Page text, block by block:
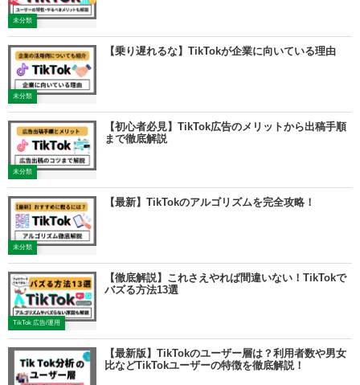
未分類
未分類
【乗り遅れるな】TikTokが企業に向いている理由
未分類
【初心者必見】TikTok広告のメリットから出稿手順
まで徹底解説
未分類
【最新】TikTokのアルゴリズムを完全攻略！
TikTok 広告/運用
【徹底解説】これさえやれば間違いない！TikTokで
バズる方法13選
【最新版】TikTokのユーザー層は？利用者数や男女
比などTikTokユーザーの特徴を徹底解説！